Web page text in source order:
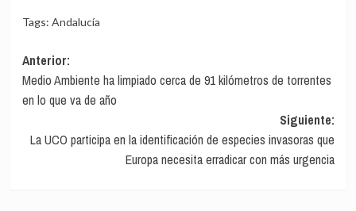
Tags: Andalucía
Navegación
de
entradas
Anterior:
Medio Ambiente ha limpiado cerca de 91 kilómetros de torrentes
en lo que va de año
Siguiente:
La UCO participa en la identificación de especies invasoras que
Europa necesita erradicar con más urgencia